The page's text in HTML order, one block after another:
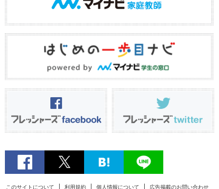
このサイトについて 利用規約 個人情報について 広告掲載のお問い合わせ